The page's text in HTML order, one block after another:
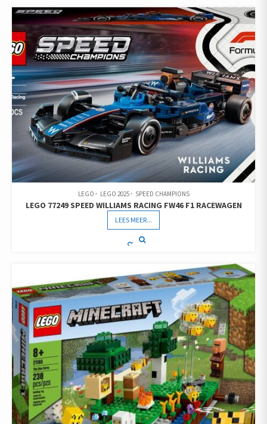
LEGO LEGO 2025 SPEED CHAMPIONS
LEGO 77249 SPEED WILLIAMS RACING FW46 F1 RACEWAGEN
LEES MEER...